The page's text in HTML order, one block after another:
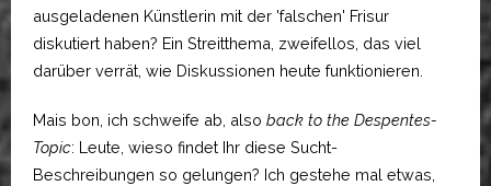
ausgeladenen Künstlerin mit der 'falschen' Frisur
diskutiert haben? Ein Streitthema, zweifellos, das viel
darüber verrät, wie Diskussionen heute funktionieren.
Mais bon, ich schweife ab, also back to the Despentes-
Topic: Leute, wieso findet Ihr diese Sucht-
Beschreibungen so gelungen? Ich gestehe mal etwas,